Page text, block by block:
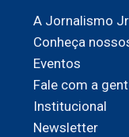
A Jornalismo Jr
Conheça
Eventos
Fale com a
Institucional
Newsletter